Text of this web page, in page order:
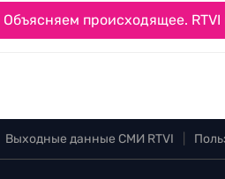
Объясняем происходящее. RTVI
Выходные данные СМИ RTVI